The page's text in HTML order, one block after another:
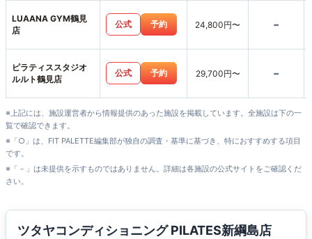
LUAANA GYM鶴見
店
公式 予約 24,800円〜 -
ピラティススタジオ
ルルト鶴見店
公式 予約 29,700円〜 -
※上記には、施設運営者から情報提供のあった施設を掲載しています。全施設は下の一
覧で確認できます。
※「○」は、FIT PALETTE編集部が独自の調査・基準に基づき、特におすすめする項目
です。
※「－」は未提供を示すものではありません。詳細は各施設の公式サイトをご確認くだ
さい。
ツタヤコンディショニング PILATES新綱島店